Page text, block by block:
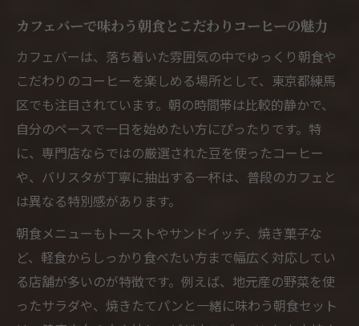
カフェバーで味わう朝食とこだわりコーヒーの魅力
カフェバーは、落ち着いた雰囲気の中でゆっくり朝食や
こだわりのコーヒーを楽しめる場所として、東京都練馬
区でも注目されています。朝の時間帯は比較的静かで、
自分のペースで一日を始めたい方にぴったりです。特
に、専門店ならではの厳選された豆を使ったコーヒー
や、バリスタが丁寧に抽出する一杯は、普段のカフェと
は異なる特別感があります。
朝食メニューもトーストやサンドイッチ、焼き菓子な
ど、軽食からしっかり食べたい方まで幅広く対応してい
る店舗が多いのが特徴です。例えば、地元産の野菜を使
ったサラダや、焼きたてパンと一緒に味わう朝食セット